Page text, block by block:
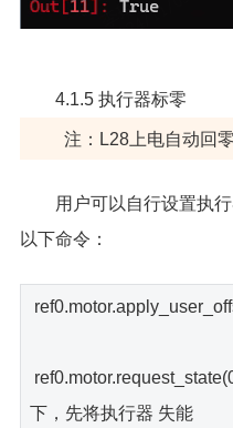
4.1.5 执行器标零
注：L28上电自动回
用户可以自行设置执
以下命令：
下，先将执行器 失能